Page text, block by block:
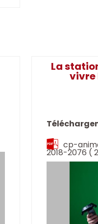
La
vivre
cp-
2018-2076 (